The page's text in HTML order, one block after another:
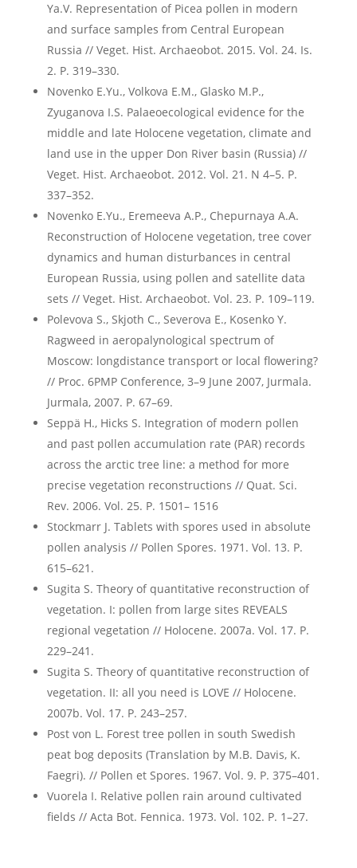
Ya.V. Representation of Picea pollen in modern
and surface samples from Central European
Russia // Veget. Hist. Archaeobot. 2015. Vol. 24. Is.
2. P. 319–330.
Novenko E.Yu., Volkova E.M., Glasko M.P.,
Zyuganova I.S. Palaeoecological evidence for the
middle and late Holocene vegetation, climate and
land use in the upper Don River basin (Russia) //
Veget. Hist. Archaeobot. 2012. Vol. 21. N 4–5. P.
337–352.
Novenko E.Yu., Eremeeva A.P., Chepurnaya A.A.
Reconstruction of Holocene vegetation, tree cover
dynamics and human disturbances in central
European Russia, using pollen and satellite data
sets // Veget. Hist. Archaeobot. Vol. 23. P. 109–119.
Polevova S., Skjoth C., Severova E., Kosenko Y.
Ragweed in aeropalynological spectrum of
Moscow: longdistance transport or local flowering?
// Proc. 6PMP Conference, 3–9 June 2007, Jurmala.
Jurmala, 2007. P. 67–69.
Seppä H., Hicks S. Integration of modern pollen
and past pollen accumulation rate (PAR) records
across the arctic tree line: a method for more
precise vegetation reconstructions // Quat. Sci.
Rev. 2006. Vol. 25. P. 1501– 1516
Stockmarr J. Tablets with spores used in absolute
pollen analysis // Pollen Spores. 1971. Vol. 13. P.
615–621.
Sugita S. Theory of quantitative reconstruction of
vegetation. I: pollen from large sites REVEALS
regional vegetation // Holocene. 2007a. Vol. 17. P.
229–241.
Sugita S. Theory of quantitative reconstruction of
vegetation. II: all you need is LOVE // Holocene.
2007b. Vol. 17. P. 243–257.
Post von L. Forest tree pollen in south Swedish
peat bog deposits (Translation by M.B. Davis, K.
Faegri). // Pollen et Spores. 1967. Vol. 9. P. 375–401.
Vuorela I. Relative pollen rain around cultivated
fields // Acta Bot. Fennica. 1973. Vol. 102. P. 1–27.